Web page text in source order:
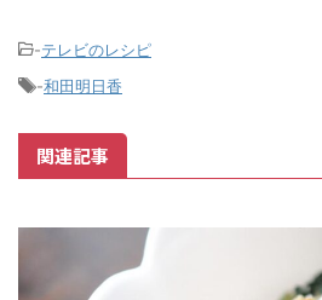
-テレビのレシピ
-和田明日香
関連記事